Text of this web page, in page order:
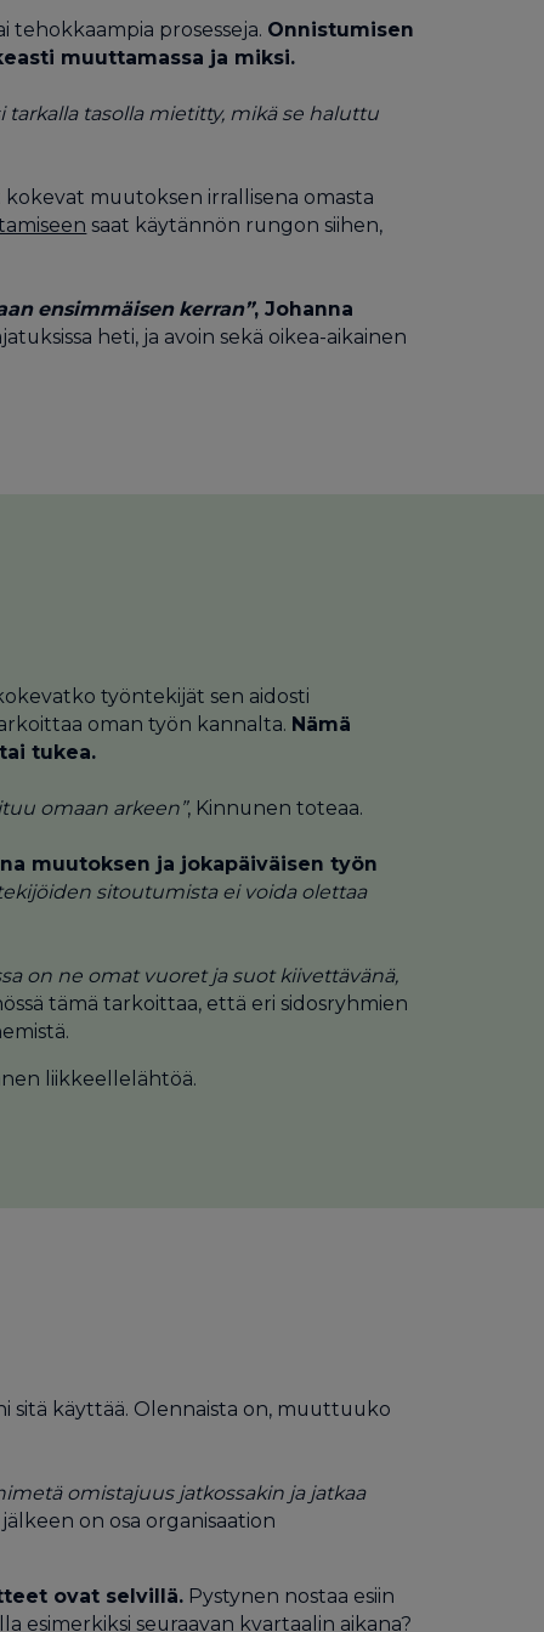
tehokkaampia prosesseja. Onnistumisen
muuttamassa ja miksi.
tasolla mietitty, mikä se haluttu
kokevat muutoksen irrallisena omasta
saat käytännön rungon siihen,
ensimmäisen kerran”, Johanna
heti, ja avoin sekä oikea-aikainen
työntekijät sen aidosti
oman työn kannalta. Nämä
tukea.
omaan arkeen”, Kinnunen toteaa.
muutoksen ja jokapäiväisen työn
sitoutumista ei voida olettaa
on ne omat vuoret ja suot kiivettävänä,
tämä tarkoittaa, että eri sidosryhmien
liikkeellelähtöä.
sitä käyttää. Olennaista on, muuttuuko
omistajuus jatkossakin ja jatkaa
on osa organisaation
ovat selvillä. Pystynen nostaa esiin
esimerkiksi seuraavan kvartaalin aikana?